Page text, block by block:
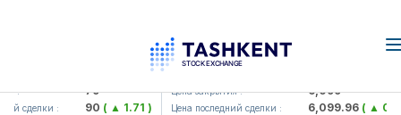
: 79
сделки : 90( ▲ 1.71 )
UZMK (<O'zmetkombinat> AJ)
Цена закрытия : 6,099
Цена последний сделки : 6,099.96( ▲